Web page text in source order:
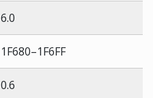
6.0
1F680–1F6FF
0.6